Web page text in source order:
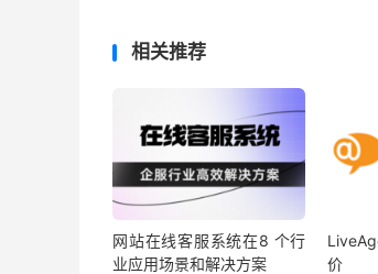
相关推荐
网站在线客服系统在8 个行
业应用场景和解决方案
价